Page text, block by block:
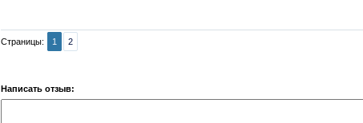
Страницы: 1 2
Написать отзыв: